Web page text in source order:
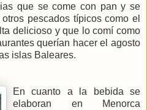
que se come con pan y se
pescados típicos como el
delicioso y que lo comí como
querían hacer el agosto
islas Baleares.
En cuanto a la bebida se
elaboran en Menorca